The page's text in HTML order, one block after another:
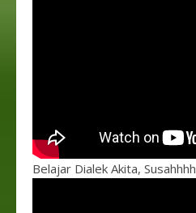
Belajar Dialek Akita, Susahhhh